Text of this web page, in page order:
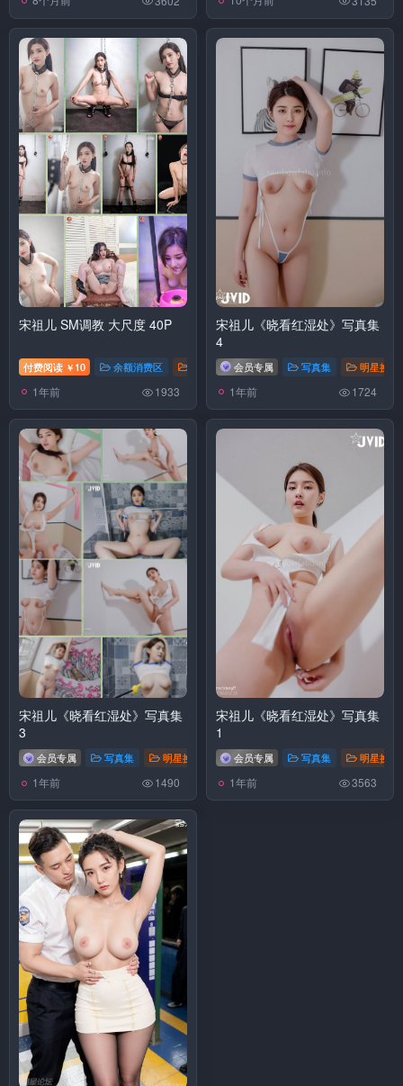
宋祖儿 SM调教 大尺度 40P
付费阅读 ￥ 10 余额消费区 明星换脸
1年前 1933
宋祖儿《晓看红湿处》写真集
4
会员专属 写真集 明星换脸
1年前 1724
宋祖儿《晓看红湿处》写真集
3
会员专属 写真集 明星换脸
1年前 1490
宋祖儿《晓看红湿处》写真集
1
会员专属 写真集 明星换脸
1年前 3563